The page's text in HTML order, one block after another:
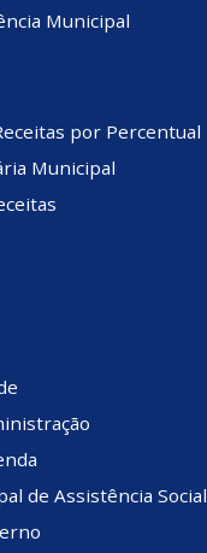
Municipal
por Percentual
Municipal
de Assistência Social